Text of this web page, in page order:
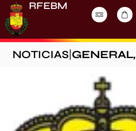
RFEBM
NOTICIAS GENERAL,